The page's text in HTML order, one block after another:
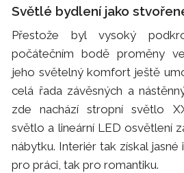
Světlé bydlení jako
Přestože byl vysoký
počátečním bodě proměny
jeho světelný komfort ještě
celá řada závěsných a
zde nachází stropní světlo
světlo a lineární LED osvětlení
nábytku. Interiér tak získal
pro práci, tak pro romantiku.